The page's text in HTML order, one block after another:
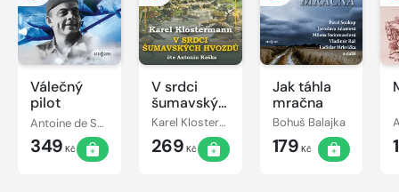
Válečný
pilot
Antoine de Saint-Exupéry
349 Kč
V srdci
šumavských
hvozdů
Karel Klostermann
269 Kč
Jak táhla
mračna
Bohuš Balajka
179 Kč